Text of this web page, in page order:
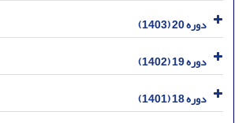
دوره 20 (1403)
دوره 19 (1402)
دوره 18 (1401)